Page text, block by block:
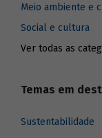
Meio ambiente e
Social e cultura
Ver todas as
Temas em
Sustentabilidade